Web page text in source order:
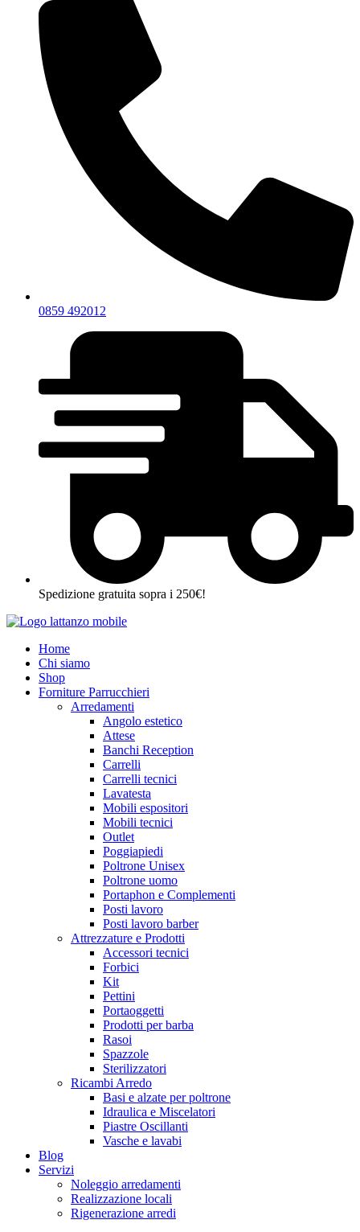
0859 492012
Spedizione gratuita sopra i 250€!
Home
Chi siamo
Shop
Forniture Parrucchieri
Arredamenti
Angolo estetico
Attese
Banchi Reception
Carrelli
Carrelli tecnici
Lavatesta
Mobili espositori
Mobili tecnici
Outlet
Poggiapiedi
Poltrone Unisex
Poltrone uomo
Portaphon e Complementi
Posti lavoro
Posti lavoro barber
Attrezzature e Prodotti
Accessori tecnici
Forbici
Kit
Pettini
Portaoggetti
Prodotti per barba
Rasoi
Spazzole
Sterilizzatori
Ricambi Arredo
Basi e alzate per poltrone
Idraulica e Miscelatori
Piastre Oscillanti
Vasche e lavabi
Blog
Servizi
Noleggio arredamenti
Realizzazione locali
Rigenerazione arredi